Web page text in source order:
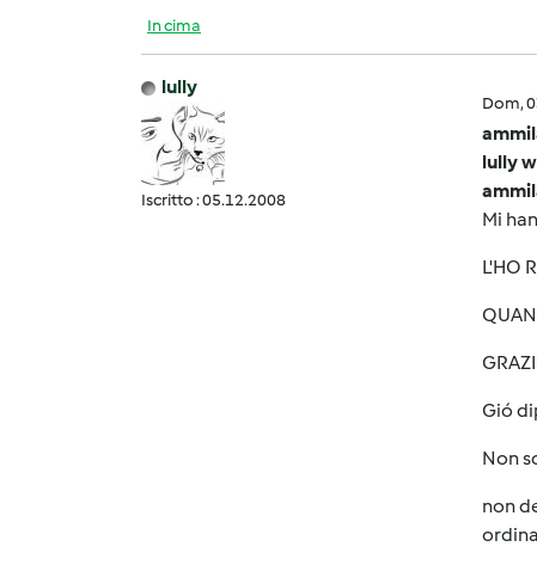
In cima
lully
Iscritto : 05.12.2008
Dom,
lully
Mi
L'HO
Gió
Non
non